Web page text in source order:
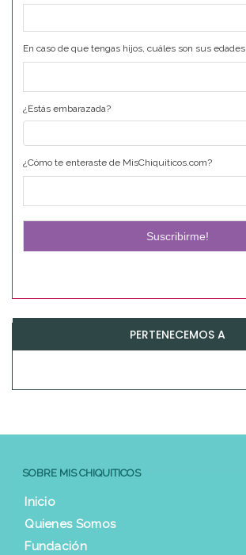
En caso de que tengas hijos, cuáles son sus edades
¿Estás embarazada?
¿Cómo te enteraste de MisChiquiticos.com?
PERTENECEMOS A
SOBRE MIS CHIQUITICOS
Inicio
Quienes Somos
Fundación